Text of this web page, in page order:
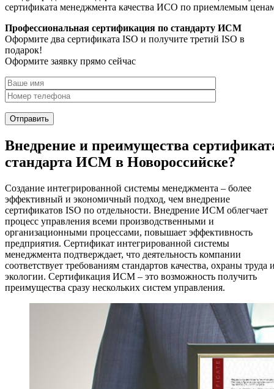
сертификата менеджмента качества ИСО по приемлемым
Профессиональная сертификация по стандарту ИСМ
Оформите два сертификата ISO и получите третий ISO в
подарок!
Оформите заявку прямо сейчас
Внедрение и преимущества
стандарта ИСМ в Новороссийске?
Создание интегрированной системы менеджмента – более
эффективный и экономичный подход, чем внедрение
сертификатов ISO по отдельности. Внедрение ИСМ облегчает
процесс управления всеми производственными и
организационными процессами, повышает эффективность
предприятия. Сертификат интегрированной системы
менеджмента подтверждает, что деятельность компании
соответствует требованиям стандартов качества, охраны труда
экологии. Сертификация ИСМ – это возможность получить
преимущества сразу нескольких систем управления.